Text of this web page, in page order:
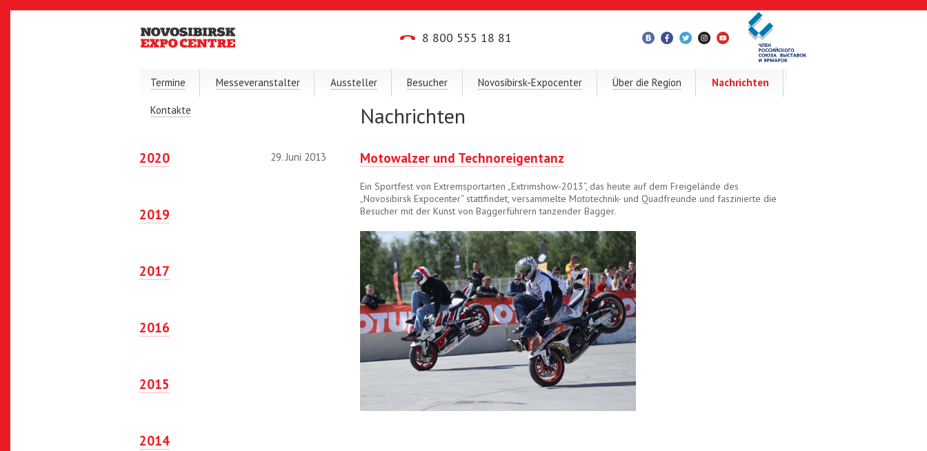
8 800 555 18 81
Termine Messeveranstalter Aussteller Besucher Novosibirsk-Expocenter Über die Region Nachrichten
Kontakte Nachrichten
2020
2019
2017
2016
2015
2014
29. Juni 2013 Motowalzer und Technoreigentanz
Ein Sportfest von Extremsportarten „Extrimshow-2013“, das heute auf dem Freigelände des
„Novosibirsk Expocenter“ stattfindet, versammelte Mototechnik- und Quadfreunde und faszinierte die
Besucher mit der Kunst von Baggerführern tanzender Bagger.